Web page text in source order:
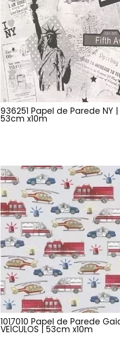
936251 Papel de Parede NY
53cm x10m
1017010 Papel de Parede
VEÍCULOS | 53cm x10m